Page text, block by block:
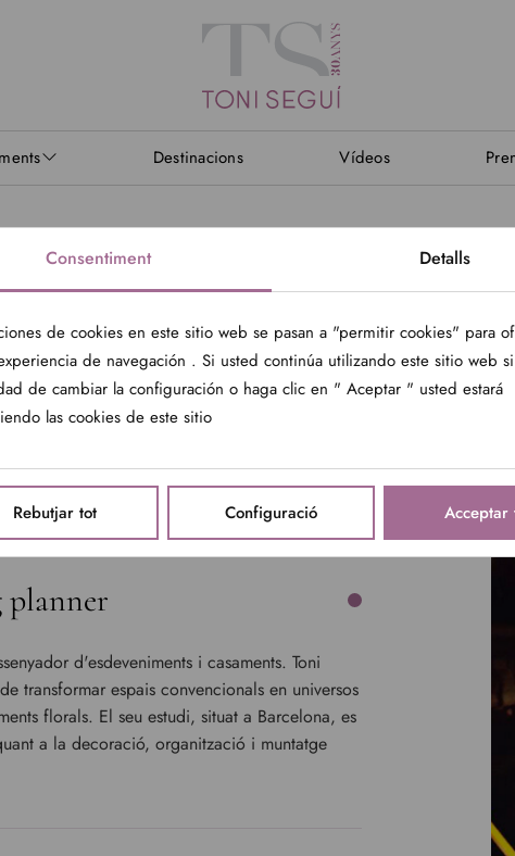
Destinacions Vídeos
TONI SEGUÍ
planner
d'esdeveniments i casaments. Toni
transformar espais convencionals en universos
florals. El seu estudi, situat a Barcelona, es
a la decoració, organització i muntatge
Consentiment Detalls
de cookies en este sitio web se pasan a "permitir cookies" para
de navegación . Si usted continúa utilizando este sitio web
de cambiar la configuración o haga clic en " Aceptar " usted estará
las cookies de este sitio
Rebutjar tot Configuració Acceptar